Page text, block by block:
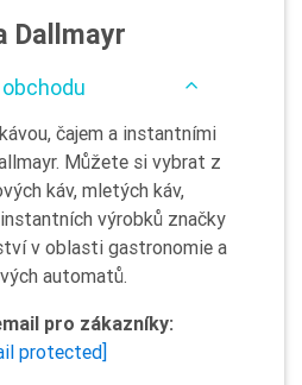
Dallmayr
čajem a instantními
Můžete si vybrat z
káv, mletých káv,
výrobků značky
v oblasti gastronomie a
automatů.
pro zákazníky:
protected]